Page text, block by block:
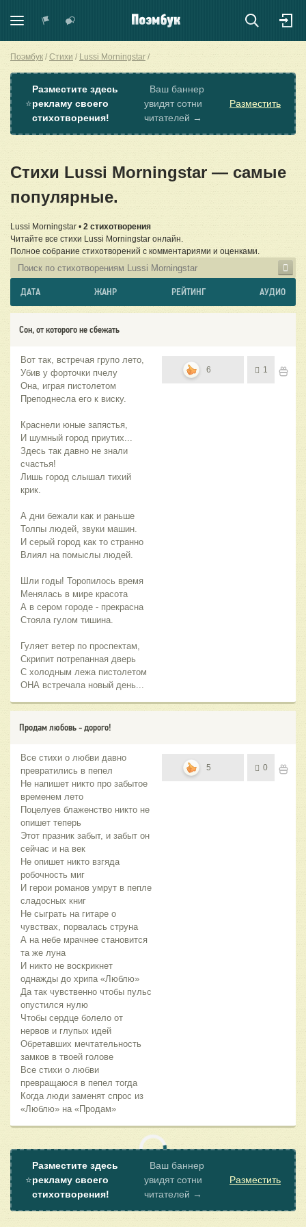
Поэмбук Стихи Lussi Morningstar
⭐
Разместите здесь
рекламу своего
стихотворения!
Ваш баннер
увидят сотни
читателей →
Разместить
Стихи Lussi Morningstar — самые
популярные.
Lussi Morningstar • 2 стихотворения
Читайте все стихи Lussi Morningstar онлайн.
Полное собрание стихотворений с комментариями и оценками.
ДАТА ЖАНР РЕЙТИНГ АУДИО
Сон, от которого не сбежать
Вот так, встречая групо лето,
Убив у форточки пчелу
Она, играя пистолетом
Преподнесла его к виску.
Краснели юные запястья,
И шумный город приутих...
Здесь так давно не знали
счастья!
Лишь город слышал тихий
крик.
А дни бежали как и раньше
Толпы людей, звуки машин.
И серый город как то странно
Влиял на помыслы людей.
Шли годы! Торопилось время
Менялась в мире красота
А в сером городе - прекрасна
Стояла гулом тишина.
Гуляет ветер по проспектам,
Скрипит потрепанная дверь
C холодным лежа пистолетом
ОНА встречала новый день...
6 1
Продам любовь - дорого!
Все стихи о любви давно
превратились в пепел
Не напишет никто про забытое
временем лето
Поцелуев блаженство никто не
опишет теперь
Этот празник забыт, и забыт он
сейчас и на век
Не опишет никто взгяда
робочность миг
И герои романов умрут в пепле
сладосных книг
Не сыграть на гитаре о
чувствах, порвалась струна
А на небе мрачнее становится
та же луна
И никто не воскрикнет
однажды до хрипа «Люблю»
Да так чувственно чтобы пульс
опустился нулю
Чтобы сердце болело от
нервов и глупых идей
Обретавших мечтательность
замков в твоей голове
Все стихи о любви
превращаюся в пепел тогда
Когда люди заменят спрос из
«Люблю» на «Продам»
5 0
⭐
Разместите здесь
рекламу своего
стихотворения!
Ваш баннер
увидят сотни
читателей →
Разместить